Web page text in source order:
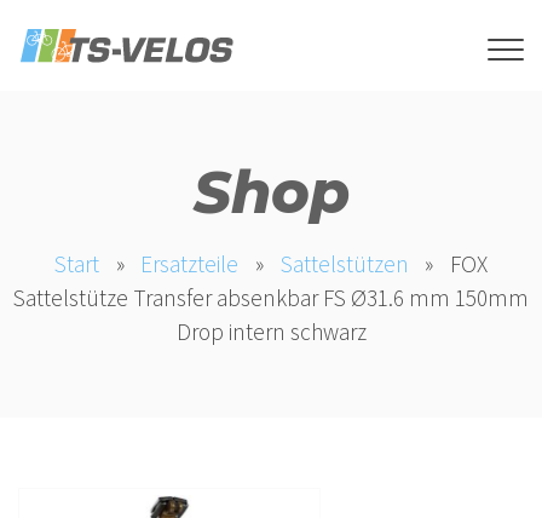
Shop
Start » Ersatzteile » Sattelstützen »
FOX
Sattelstütze Transfer absenkbar FS Ø31.6 mm 150mm
Drop intern schwarz